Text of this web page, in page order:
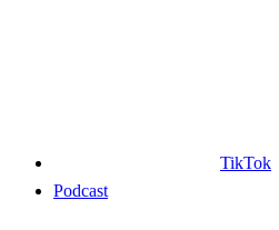
TikTok
Podcast